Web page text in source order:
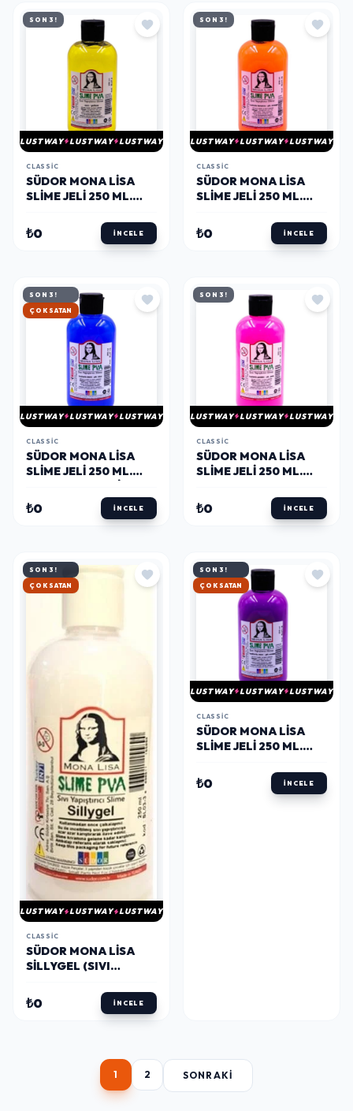
SON 3!
LUSTWAY LUSTWAY LUSTWAY
CLASSIC
SÜDOR MONA LISA
SLIME JELI 250 ML.
₺0 İNCELE
SON 3!
LUSTWAY LUSTWAY LUSTWAY
CLASSIC
SÜDOR MONA LISA
SLIME JELI 250 ML.
₺0 İNCELE
SON 3!
HIZLI KARGO
LUSTWAY LUSTWAY LUSTWAY
CLASSIC
SÜDOR MONA LISA
SLIME JELI 250 ML.
₺0 İNCELE
SON 3!
LUSTWAY LUSTWAY LUSTWAY
CLASSIC
SÜDOR MONA LISA
SLIME JELI 250 ML.
₺0 İNCELE
SON 3!
HIZLI KARGO
LUSTWAY LUSTWAY LUSTWAY
CLASSIC
SÜDOR MONA LISA
SILLYGEL (SIVI
₺0 İNCELE
SON 3!
HIZLI KARGO
LUSTWAY LUSTWAY LUSTWAY
CLASSIC
SÜDOR MONA LISA
SLIME JELI 250 ML.
₺0 İNCELE
1 2 SONRAKI